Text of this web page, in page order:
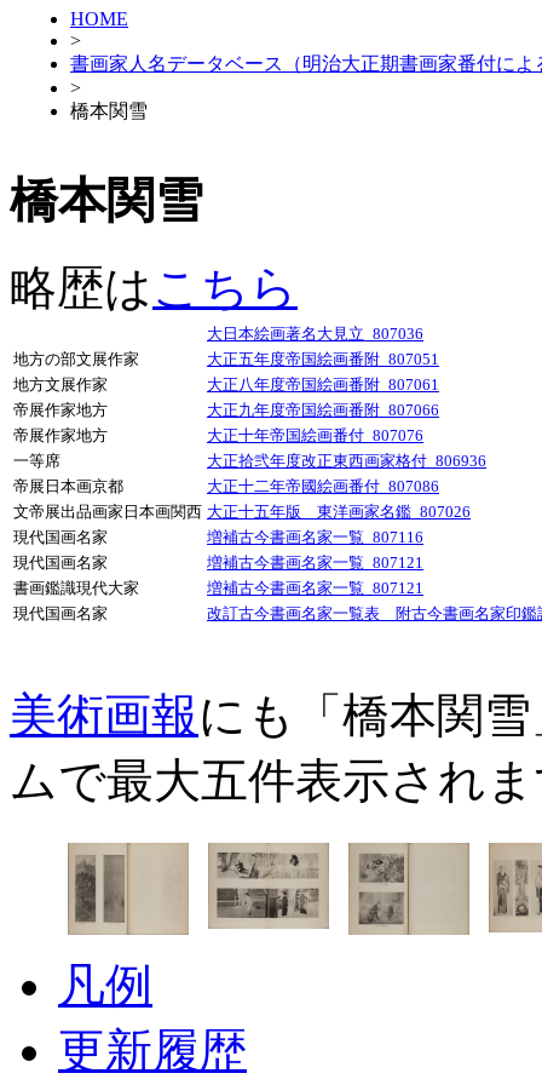
HOME
>
書画家人名データベース（明治大正期書画家番付によ
>
橋本関雪
橋本関雪
略歴はこちら
大日本絵画著名大見立_807036
地方の部文展作家
大正五年度帝国絵画番附_807051
地方文展作家
大正八年度帝国絵画番附_807061
帝展作家地方
大正九年度帝国絵画番附_807066
帝展作家地方
大正十年帝国絵画番付_807076
一等席
大正拾弐年度改正東西画家格付_806936
帝展日本画京都
大正十二年帝國絵画番付_807086
文帝展出品画家日本画関西 大正十五年版 東洋画家名鑑_807026
現代国画名家
増補古今書画名家一覧_807116
現代国画名家
増補古今書画名家一覧_807121
書画鑑識現代大家
増補古今書画名家一覧_807121
現代国画名家
改訂古今書画名家一覧表 附古今書画名家印鑑
美術画報にも「橋本関
ムで最大五件表示され
凡例
更新履歴